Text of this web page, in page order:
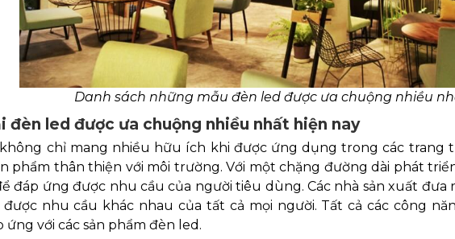
Danh sách những mẫu đèn led được ưa chuộng nhiều
đèn led được ưa chuộng nhiều nhất hiện nay
chỉ mang nhiều hữu ích khi được ứng dụng trong các trang
phẩm thân thiện với môi trường. Với một chặng đường dài phát
đáp ứng được nhu cầu của người tiêu dùng. Các nhà sản xuất đưa
nhu cầu khác nhau của tất cả mọi người. Tất cả các công
ứng với các sản phẩm đèn led.